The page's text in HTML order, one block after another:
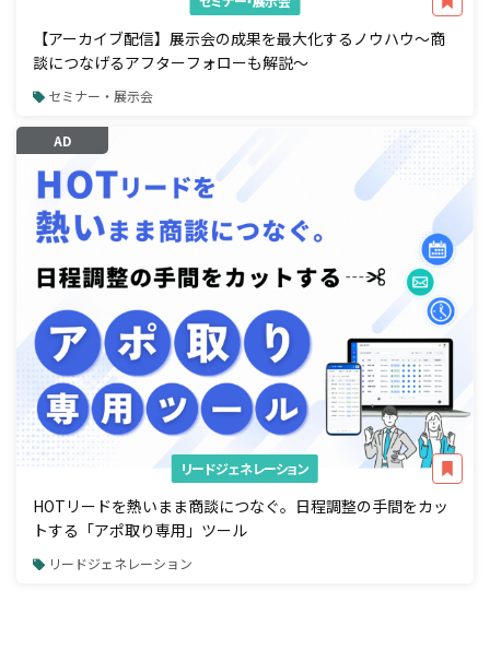
【アーカイブ配信】展示会の成果を最大化するノウハウ～商
談につなげるアフターフォローも解説～
セミナー・展示会
AD
リードジェネレーション
HOTリードを熱いまま商談につなぐ。日程調整の手間をカッ
トする「アポ取り専用」ツール
リードジェネレーション